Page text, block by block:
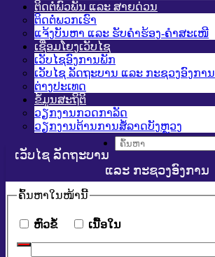
ຕິດຕໍ່ພົວພັນ ແລະ ສາຍດ່ວນ
ຕິດຕໍ່ພວກເຮົາ
ແຈ້ງບັນຫາ ແລະ ຮັບຄໍາຮ້ອງ-ຄໍາສະເໜີ
ເຊື່ອມໂຍງເວັບໄຊ
ເວັບໄຊອົງການພັກ
ເວັບໄຊ ລັດຖະບານ ແລະ ກະຊວງອົງການ
ຕ່າງປະເທດ
ຂໍ້ມູນສະຖິຕິ
ວຽກງານກວດກາລັດ
ວຽກງານຕ້ານການສໍ້ລາດບັງຫຼວງ
ເວັບໄຊ ລັດຖະບານ
ແລະ ກະຊວງອົງການ
ຄົ້ນ​ຫາ​ໃນ​ໜ້ານີ້
​ຫົວ​ຂໍ້ ​ເນື້ອ​ໃນ